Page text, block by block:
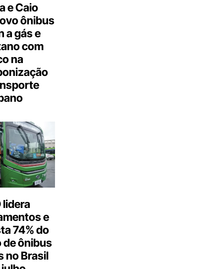
e Caio
ônibus
a gás e
com
na
lidera
e
74% do
de ônibus
no Brasil